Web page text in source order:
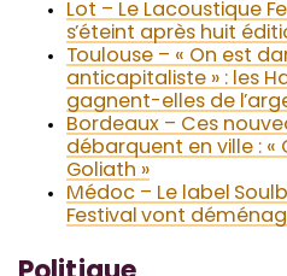
Lot – Le Lacoustique
s’éteint après huit
Toulouse – « On est
anticapitaliste » : les
gagnent-elles de
Bordeaux – Ces
débarquent en ville : «
Goliath »
Médoc – Le label
Festival vont